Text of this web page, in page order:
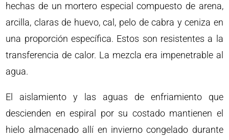
hechas de un mortero especial compuesto de arena,
arcilla, claras de huevo, cal, pelo de cabra y ceniza en
una proporción específica. Estos son resistentes a la
transferencia de calor. La mezcla era impenetrable al
agua.
El aislamiento y las aguas de enfriamiento que
descienden en espiral por su costado mantienen el
hielo almacenado allí en invierno congelado durante